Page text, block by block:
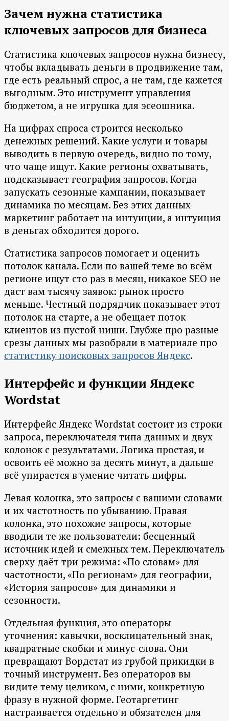
Зачем нужна статистика
ключевых запросов для бизнеса
Статистика ключевых запросов нужна бизнесу,
чтобы вкладывать деньги в продвижение там,
где есть реальный спрос, а не там, где кажется
выгодным. Это инструмент управления
бюджетом, а не игрушка для эсеошника.
На цифрах спроса строится несколько
денежных решений. Какие услуги и товары
выводить в первую очередь, видно по тому,
что чаще ищут. Какие регионы охватывать,
подсказывает география запросов. Когда
запускать сезонные кампании, показывает
динамика по месяцам. Без этих данных
маркетинг работает на интуиции, а интуиция
в деньгах обходится дорого.
Статистика запросов помогает и оценить
потолок канала. Если по вашей теме во всём
регионе ищут сто раз в месяц, никакое SEO не
даст вам тысячу заявок: рынок просто
меньше. Честный подрядчик показывает этот
потолок на старте, а не обещает поток
клиентов из пустой ниши. Глубже про разные
срезы данных мы разобрали в материале про
статистику поисковых запросов Яндекс.
Интерфейс и функции Яндекс
Wordstat
Интерфейс Яндекс Wordstat состоит из строки
запроса, переключателя типа данных и двух
колонок с результатами. Логика простая, и
освоить её можно за десять минут, а дальше
всё упирается в умение читать цифры.
Левая колонка, это запросы с вашими словами
и их частотность по убыванию. Правая
колонка, это похожие запросы, которые
вводили те же пользователи: бесценный
источник идей и смежных тем. Переключатель
сверху даёт три режима: «По словам» для
частотности, «По регионам» для географии,
«История запросов» для динамики и
сезонности.
Отдельная функция, это операторы
уточнения: кавычки, восклицательный знак,
квадратные скобки и минус-слова. Они
превращают Вордстат из грубой прикидки в
точный инструмент. Без операторов вы
видите тему целиком, с ними, конкретную
фразу в нужной форме. Геотаргетинг
настраивается отдельно и обязателен для